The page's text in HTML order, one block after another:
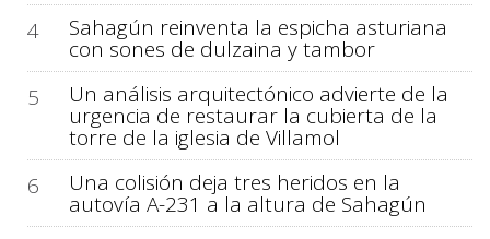
4
Sahagún reinventa la espicha asturiana
con sones de dulzaina y tambor
5
Un análisis arquitectónico advierte de la
urgencia de restaurar la cubierta de la
torre de la iglesia de Villamol
6
Una colisión deja tres heridos en la
autovía A-231 a la altura de Sahagún